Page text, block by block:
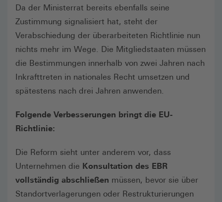
Da der Ministerrat bereits ebenfalls seine
Zustimmung signalisiert hat, steht der
Verabschiedung der überarbeiteten Richtlinie nun
nichts mehr im Wege. Die Mitgliedstaaten müssen
die Bestimmungen innerhalb von zwei Jahren nach
Inkrafttreten in nationales Recht umsetzen und
spätestens nach drei Jahren anwenden.
Folgende Verbesserungen bringt die EU-
Richtlinie:
Die Reform sieht unter anderem vor, dass
Unternehmen die Konsultation des EBR
vollständig abschließen müssen, bevor sie über
Standortverlagerungen oder Restrukturierungen